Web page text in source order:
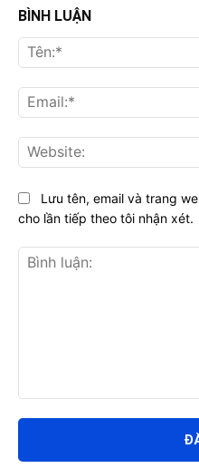
BÌNH LUẬN
luận:
Lưu tên, email và trang
cho lần tiếp theo tôi nhận xét.